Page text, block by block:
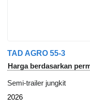
TAD AGRO 55-3
Harga berdasarkan
Semi-trailer jungkit
2026